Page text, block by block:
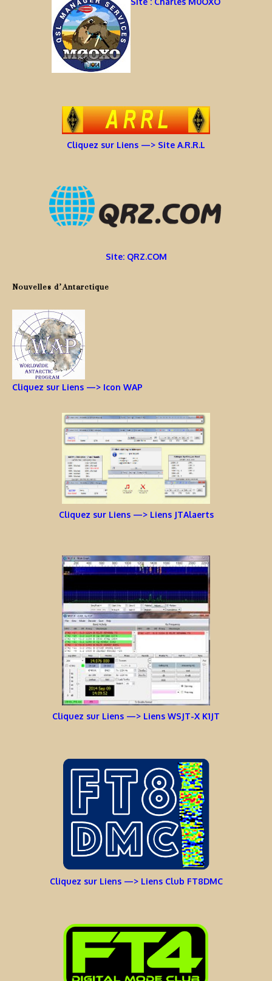
Cliquez sur Liens —> Site A.R.R.L
Site: QRZ.COM
Nouvelles d’Antarctique
Cliquez sur Liens —> Icon WAP
Cliquez sur Liens —> Liens JTAlaerts
Cliquez sur Liens —> Liens WSJT-X K1JT
Cliquez sur Liens —> Liens Club FT8DMC